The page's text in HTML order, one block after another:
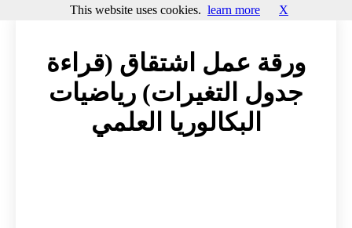
ورقة عمل اشتقاق (قراءة
جدول التغيرات) رياضيات
البكالوريا العلمي
This website uses cookies. learn more X